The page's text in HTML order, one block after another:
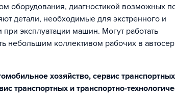
оборудования, диагностикой возможных
детали, необходимые для экстренного и
эксплуатации машин. Могут работать
небольшим коллективом рабочих в
хозяйство, сервис
транспортных и транспортно-